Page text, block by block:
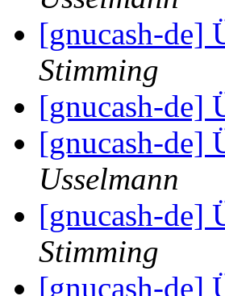
[gnucash-de]
Stimming
[gnucash-de]
[gnucash-de]
Usselmann
[gnucash-de]
Stimming
[gnucash-de]